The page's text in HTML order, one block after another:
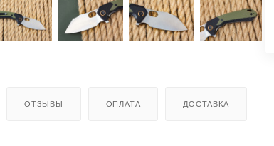
ОТЗЫВЫ ОПЛАТА ДОСТАВКА